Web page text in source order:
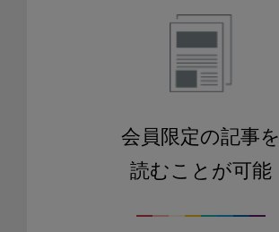
会員限定の記事を
読むことが可能